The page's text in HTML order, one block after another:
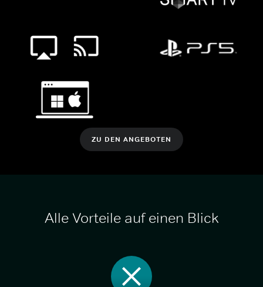
ZU DEN ANGEBOTEN
Alle Vorteile auf einen Blick